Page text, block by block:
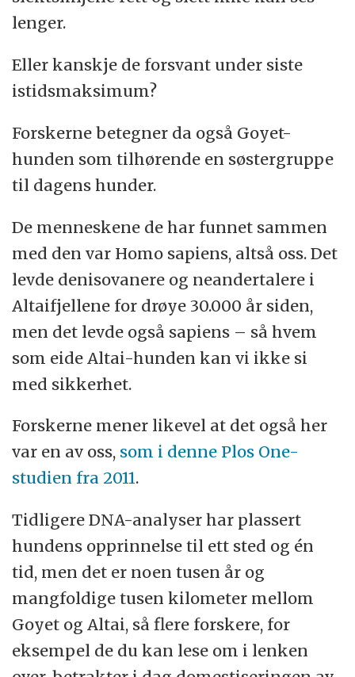
lenger.
Eller kanskje de forsvant under siste
istidsmaksimum?
Forskerne betegner da også Goyet-
hunden som tilhørende en søstergruppe
til dagens hunder.
De menneskene de har funnet sammen
med den var Homo sapiens, altså oss. Det
levde denisovanere og neandertalere i
Altaifjellene for drøye 30.000 år siden,
men det levde også sapiens – så hvem
som eide Altai-hunden kan vi ikke si
med sikkerhet.
Forskerne mener likevel at det også her
var en av oss, som i denne Plos One-
studien fra 2011.
Tidligere DNA-analyser har plassert
hundens opprinnelse til ett sted og én
tid, men det er noen tusen år og
mangfoldige tusen kilometer mellom
Goyet og Altai, så flere forskere, for
eksempel de du kan lese om i lenken